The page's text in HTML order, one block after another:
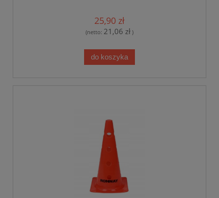
25,90 zł
(netto: 21,06 zł )
do koszyka